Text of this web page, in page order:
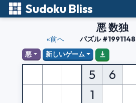
Sudoku Bliss
悪 数独
«前へ パズル #1991148
悪 新しいゲーム
5 6
1